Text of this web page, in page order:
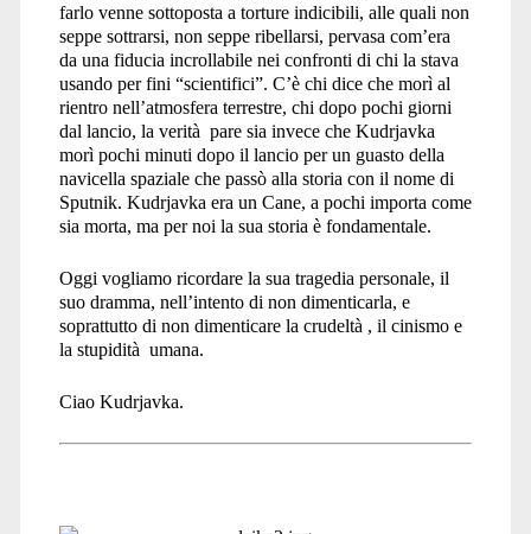
farlo venne sottoposta a torture indicibili, alle quali non
seppe sottrarsi, non seppe ribellarsi, pervasa com’era
da una fiducia incrollabile nei confronti di chi la stava
usando per fini “scientifici”. C’è chi dice che morì al
rientro nell’atmosfera terrestre, chi dopo pochi giorni
dal lancio, la verità pare sia invece che Kudrjavka
morì pochi minuti dopo il lancio per un guasto della
navicella spaziale che passò alla storia con il nome di
Sputnik. Kudrjavka era un Cane, a pochi importa come
sia morta, ma per noi la sua storia è fondamentale.
Oggi vogliamo ricordare la sua tragedia personale, il
suo dramma, nell’intento di non dimenticarla, e
soprattutto di non dimenticare la crudeltà , il cinismo e
la stupidità umana.
Ciao Kudrjavka.